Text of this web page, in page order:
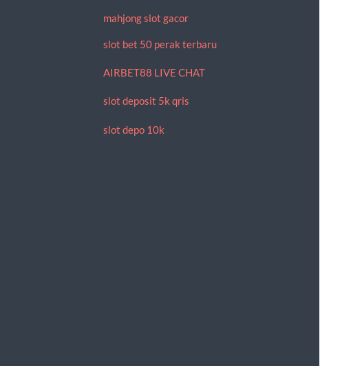
mahjong slot gacor
slot bet 50 perak terbaru
AIRBET88 LIVE CHAT
slot deposit 5k qris
slot depo 10k